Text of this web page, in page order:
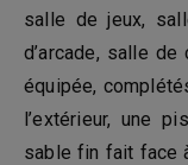
salle de jeux,
d’arcade, salle
équipée,
l’extérieur, une
sable fin fait face